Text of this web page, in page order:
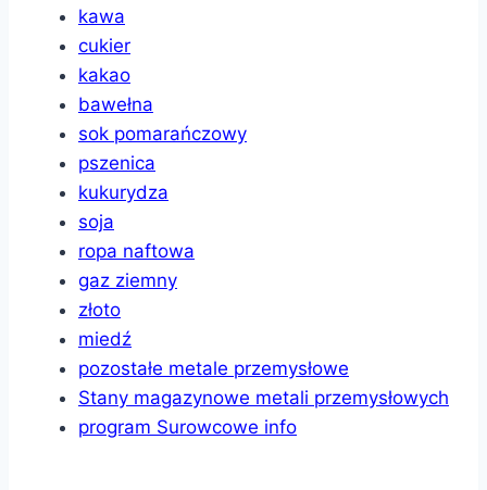
kawa
cukier
kakao
bawełna
sok pomarańczowy
pszenica
kukurydza
soja
ropa naftowa
gaz ziemny
złoto
miedź
pozostałe metale przemysłowe
Stany magazynowe metali przemysłowych
program Surowcowe info